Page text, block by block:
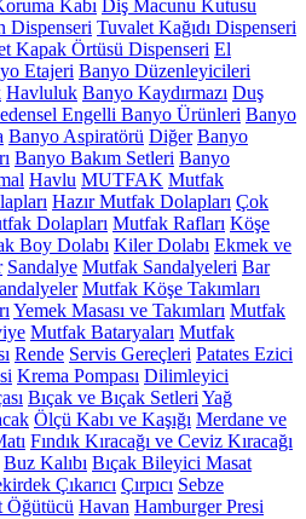
Kabı Diş Macunu Kutusu
Dispenseri Tuvalet Kağıdı Dispenseri
Kapak Örtüsü Dispenseri El
Etajeri Banyo Düzenleyicileri
Havluluk Banyo Kaydırmazı Duş
Engelli Banyo Ürünleri Banyo
Banyo Aspiratörü Diğer Banyo
Banyo Bakım Setleri Banyo
Havlu MUTFAK Mutfak
Hazır Mutfak Dolapları Çok
Dolapları Mutfak Rafları Köşe
Boy Dolabı Kiler Dolabı Ekmek ve
Sandalye Mutfak Sandalyeleri Bar
Mutfak Köşe Takımları
Yemek Masası ve Takımları Mutfak
Mutfak Bataryaları Mutfak
Rende Servis Gereçleri Patates Ezici
Krema Pompası Dilimleyici
Bıçak ve Bıçak Setleri Yağ
Ölçü Kabı ve Kaşığı Merdane ve
Fındık Kıracağı ve Ceviz Kıracağı
Buz Kalıbı Bıçak Bileyici Masat
Çıkarıcı Çırpıcı Sebze
Öğütücü Havan Hamburger Presi